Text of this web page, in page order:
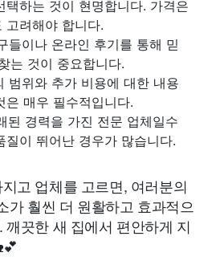
택하는 것이 현명합니다. 가격은
고려해야 합니다.
들이나 온라인 후기를 통해 믿
는 것이 중요합니다.
범위와 추가 비용에 대한 내용
은 매우 필수적입니다.
된 경력을 가진 전문 업체일수
질이 뛰어난 경우가 많습니다.
고 업체를 고르면, 여러분의
가 훨씬 더 원활하고 효과적으
깨끗한 새 집에서 편안하게 지